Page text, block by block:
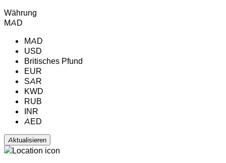
Währung
MAD
MAD
USD
Britisches Pfund
EUR
SAR
KWD
RUB
INR
AED